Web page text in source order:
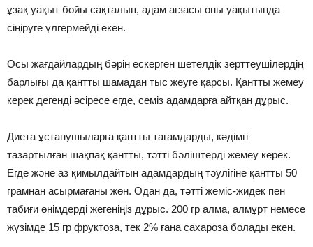
ұзақ уақыт бойы сақталып, адам ағзасы оны уақытында
сіңіруге үлгермейді екен.
Осы жағдайлардың бәрін ескерген шетелдік зерттеушілердің
барлығы да қантты шамадан тыс жеуге қарсы. Қантты жемеу
керек дегенді әсіресе егде, семіз адамдарға айтқан дұрыс.
Диета ұстанушыларға қантты тағамдарды, кәдімгі
тазартылған шақпақ қантты, тәтті бәліштерді жемеу керек.
Егде және аз қимылдайтын адамдардың тәулігіне қантты 50
грамнан асырмағаны жөн. Одан да, тәтті жеміс-жидек пен
табиғи өнімдерді жегеніңіз дұрыс. 200 гр алма, алмұрт немесе
жүзімде 15 гр фруктоза, тек 2% ғана сахароза болады екен.